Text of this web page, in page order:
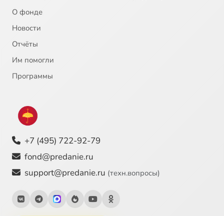
О фонде
Новости
Отчёты
Им помогли
Программы
+7 (495) 722-92-79
fond@predanie.ru
support@predanie.ru (техн.вопросы)